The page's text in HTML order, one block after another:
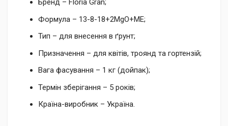
Бренд – Floria Gran;
Формула – 13-8-18+2MgO+ME;
Тип – для внесення в ґрунт;
Призначення – для квітів, троянд та гортензій;
Вага фасування – 1 кг (дойпак);
Термін зберігання – 5 років;
Країна-виробник – Україна.